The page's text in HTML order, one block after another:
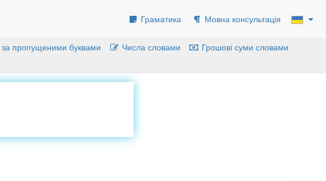
Граматика Мовна консультація
пропущеними буквами Числа словами
Грошові суми словами